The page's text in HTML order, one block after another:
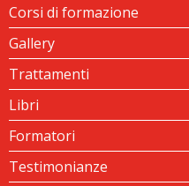
Corsi di formazione
Gallery
Trattamenti
Libri
Formatori
Testimonianze